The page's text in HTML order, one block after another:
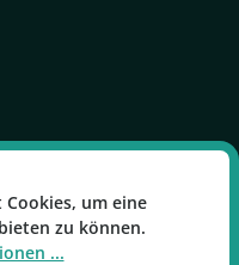
.
Cookies, um eine
zu können.
...